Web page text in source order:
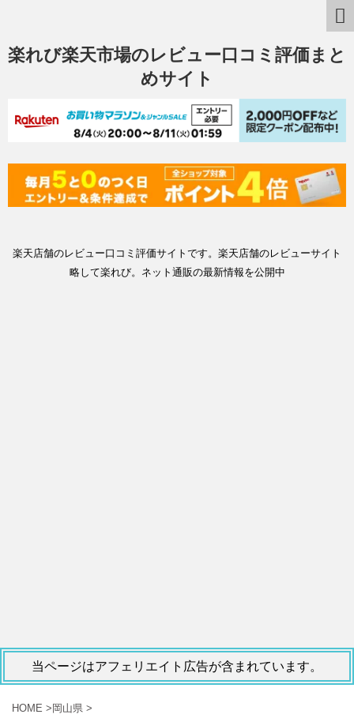
楽れび楽天市場のレビュー口コミ評価まと
めサイト
楽天店舗のレビュー口コミ評価サイトです。楽天店舗のレビューサイト
略して楽れび。ネット通販の最新情報を公開中
当ページはアフェリエイト広告が含まれています。
HOME >岡山県 >